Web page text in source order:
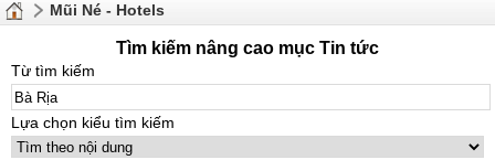
Mũi Né - Hotels
Tìm kiếm nâng cao mục Tin tức
Từ tìm kiếm
Lựa chọn kiểu tìm kiếm